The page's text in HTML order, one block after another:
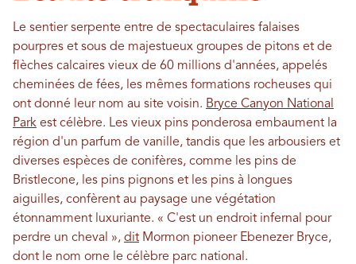
Le sentier serpente entre de spectaculaires falaises
pourpres et sous de majestueux groupes de pitons et de
flèches calcaires vieux de 60 millions d'années, appelés
cheminées de fées, les mêmes formations rocheuses qui
ont donné leur nom au site voisin. Bryce Canyon National
Park est célèbre. Les vieux pins ponderosa embaument la
région d'un parfum de vanille, tandis que les arbousiers et
diverses espèces de conifères, comme les pins de
Bristlecone, les pins pignons et les pins à longues
aiguilles, confèrent au paysage une végétation
étonnamment luxuriante. « C'est un endroit infernal pour
perdre un cheval », dit Mormon pioneer Ebenezer Bryce,
dont le nom orne le célèbre parc national.